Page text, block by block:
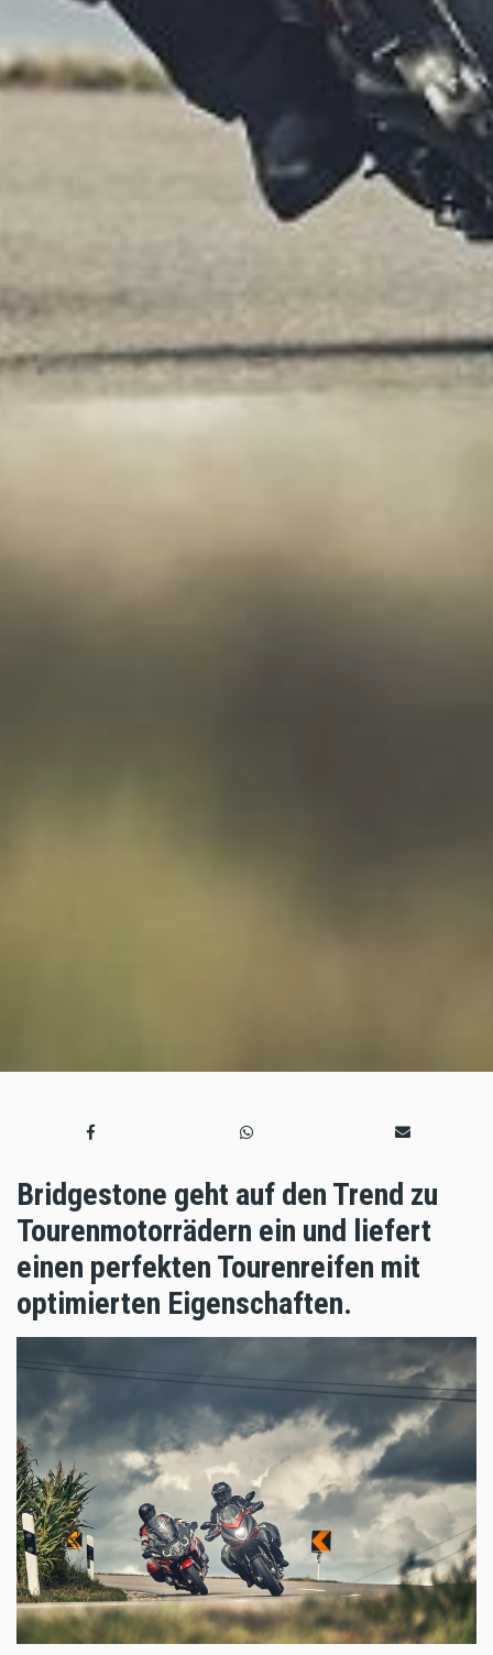
Bridgestone geht auf den Trend zu
Tourenmotorrädern ein und liefert
einen perfekten Tourenreifen mit
optimierten Eigenschaften.